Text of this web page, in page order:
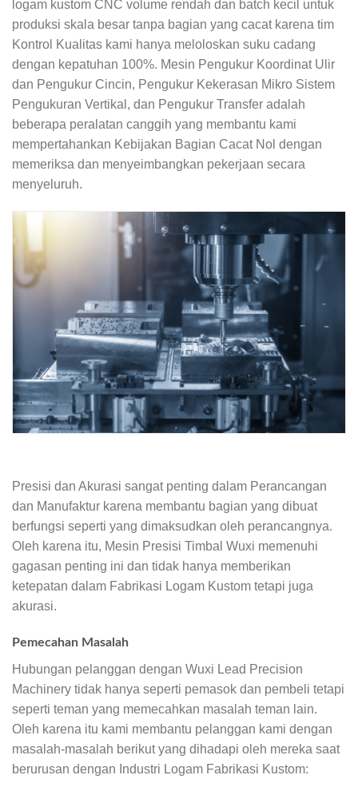
logam kustom CNC volume rendah dan batch kecil untuk
produksi skala besar tanpa bagian yang cacat karena tim
Kontrol Kualitas kami hanya meloloskan suku cadang
dengan kepatuhan 100%. Mesin Pengukur Koordinat Ulir
dan Pengukur Cincin, Pengukur Kekerasan Mikro Sistem
Pengukuran Vertikal, dan Pengukur Transfer adalah
beberapa peralatan canggih yang membantu kami
mempertahankan Kebijakan Bagian Cacat Nol dengan
memeriksa dan menyeimbangkan pekerjaan secara
menyeluruh.
Presisi dan Akurasi sangat penting dalam Perancangan
dan Manufaktur karena membantu bagian yang dibuat
berfungsi seperti yang dimaksudkan oleh perancangnya.
Oleh karena itu, Mesin Presisi Timbal Wuxi memenuhi
gagasan penting ini dan tidak hanya memberikan
ketepatan dalam Fabrikasi Logam Kustom tetapi juga
akurasi.
Pemecahan Masalah
Hubungan pelanggan dengan Wuxi Lead Precision
Machinery tidak hanya seperti pemasok dan pembeli tetapi
seperti teman yang memecahkan masalah teman lain.
Oleh karena itu kami membantu pelanggan kami dengan
masalah-masalah berikut yang dihadapi oleh mereka saat
berurusan dengan Industri Logam Fabrikasi Kustom: